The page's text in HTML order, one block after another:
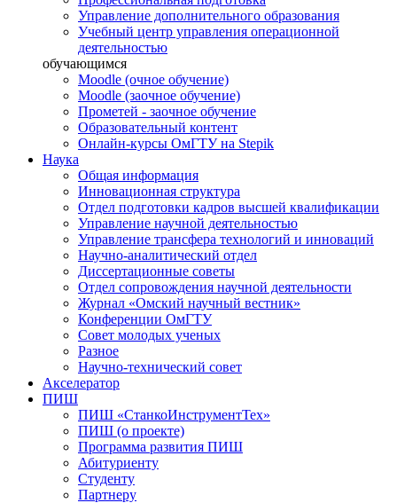
Управление дополнительного образования
Учебный центр управления операционной
деятельностью
обучающимся
Moodle (очное обучение)
Moodle (заочное обучение)
Прометей - заочное обучение
Образовательный контент
Онлайн-курсы ОмГТУ на Stepik
Наука
Общая информация
Инновационная структура
Отдел подготовки кадров высшей квалификации
Управление научной деятельностью
Управление трансфера технологий и инноваций
Научно-аналитический отдел
Диссертационные советы
Отдел сопровождения научной деятельности
Журнал «Омский научный вестник»
Конференции ОмГТУ
Совет молодых ученых
Разное
Научно-технический совет
Акселератор
ПИШ
ПИШ «СтанкоИнструментТех»
ПИШ (о проекте)
Программа развития ПИШ
Абитуриенту
Студенту
Партнеру